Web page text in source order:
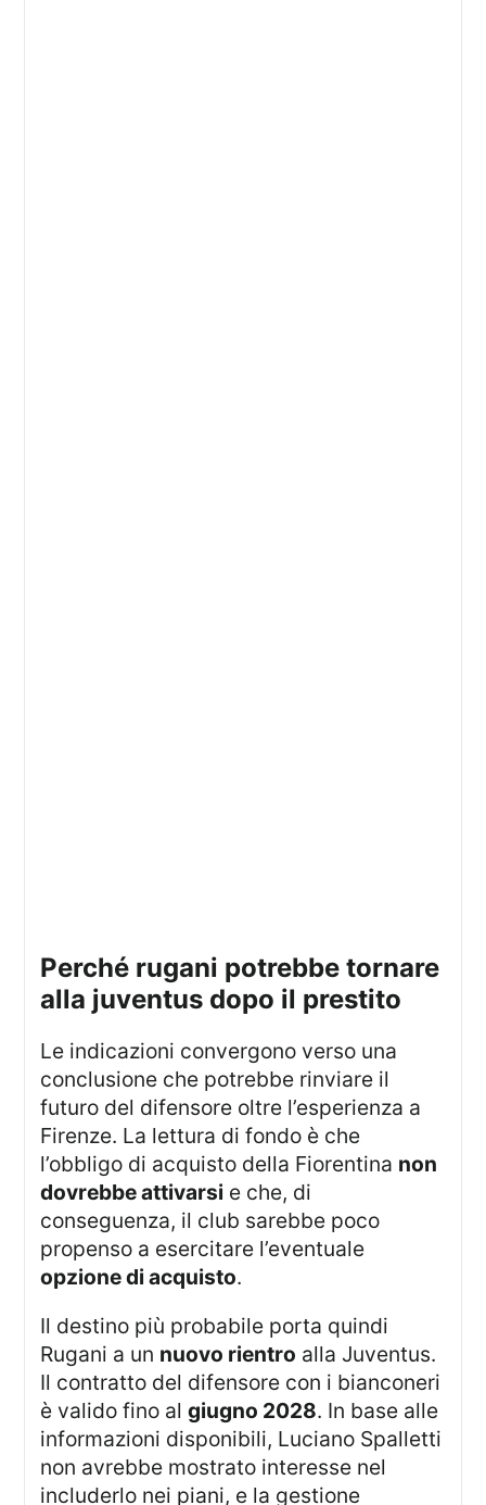
perché rugani potrebbe tornare
alla juventus dopo il prestito
Le indicazioni convergono verso una
conclusione che potrebbe rinviare il
futuro del difensore oltre l’esperienza a
Firenze. La lettura di fondo è che
l’obbligo di acquisto della Fiorentina non
dovrebbe attivarsi e che, di
conseguenza, il club sarebbe poco
propenso a esercitare l’eventuale
opzione di acquisto.
Il destino più probabile porta quindi
Rugani a un nuovo rientro alla Juventus.
Il contratto del difensore con i bianconeri
è valido fino algiugno 2028. In base alle
informazioni disponibili, Luciano Spalletti
non avrebbe mostrato interesse nel
includerlo nei piani, e la gestione